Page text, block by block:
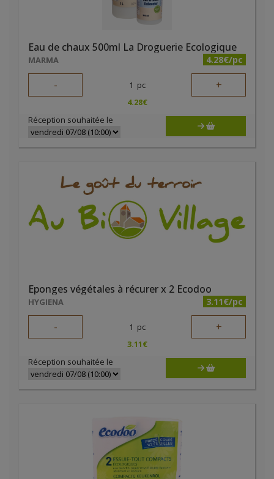
Eau de chaux 500ml La Droguerie Ecologique
MARMA 4.28€/pc
- 1 pc +
4.28€
Réception souhaitée le
Eponges végétales à récurer x 2 Ecodoo
HYGIENA 3.11€/pc
- 1 pc +
3.11€
Réception souhaitée le